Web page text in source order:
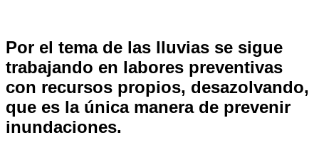
Por el tema de las lluvias se sigue
trabajando en labores preventivas
con recursos propios, desazolvando,
que es la única manera de prevenir
inundaciones.